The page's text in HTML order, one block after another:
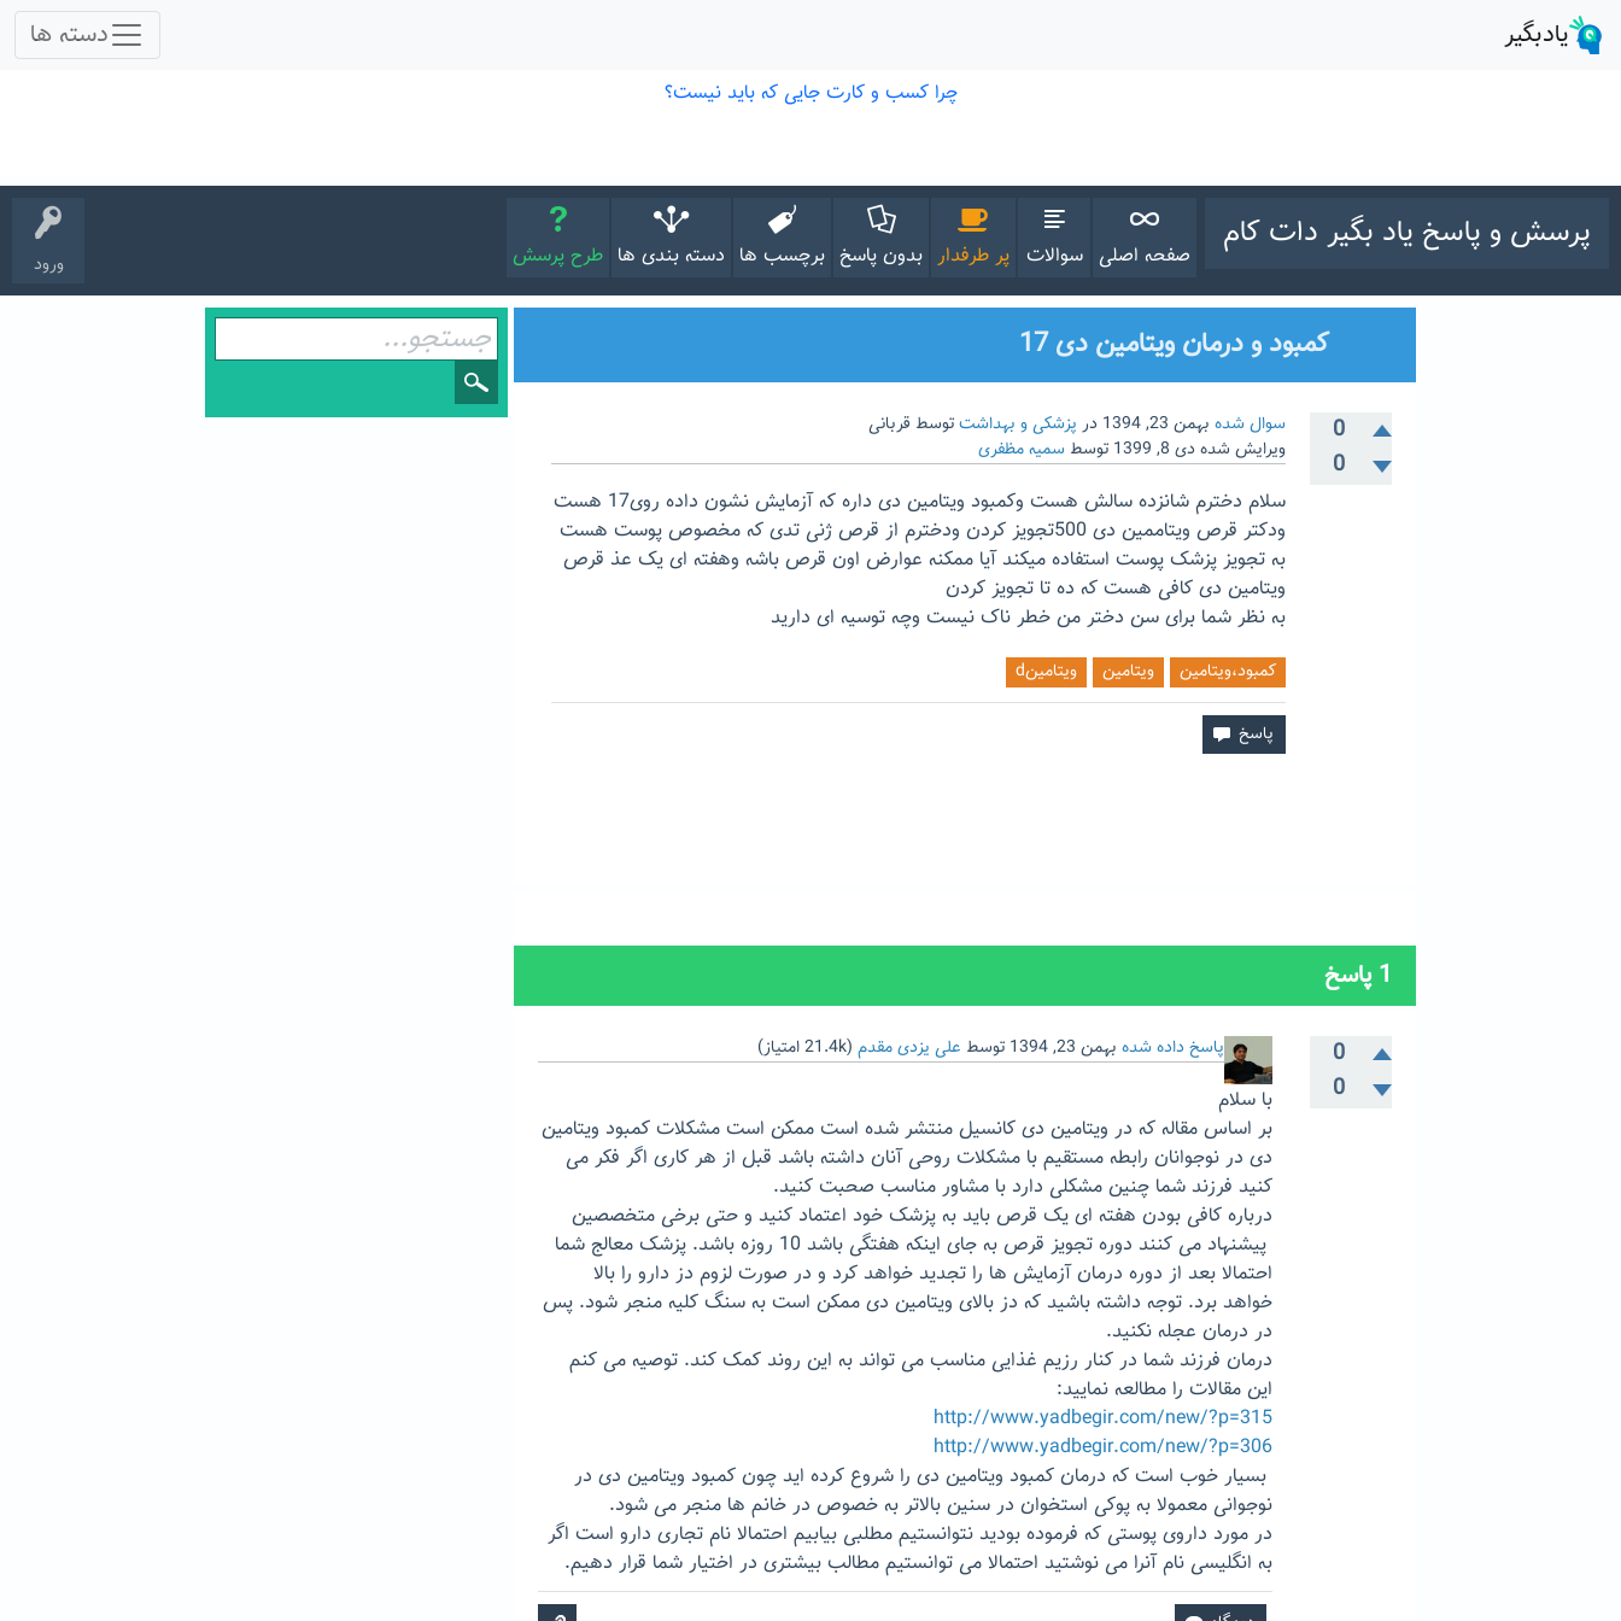
ورود
پرسش و پاسخ یاد بگیر دات کام
صفحه اصلی سوالات پر طرفدار بدون پاسخ برچسب ها دسته بندی ها طرح پرسش
کمبود و درمان ویتامین دی 17
0
0
سوال شده بهمن 23, 1394 در پزشکی و بهداشتتوسط قربانی
ویرایش شده دی 8, 1399 توسط سمیه مظفری
سلام دخترم شانزده سالش هست وکمبود ویتامین دی داره که آزمایش نشون داده روی17 هست
ودکتر قرص ویتاممین دی 500تجویز کردن ودخترم از قرص ژنی تدی که مخصوص پوست هست
به تجویز پزشک پوست استفاده میکند آیا ممکنه عوارض اون قرص باشه وهفته ای یک عذ قرص
ویتامین دی کافی هست که ده تا تجویز کردن
به نظر شما برای سن دختر من خطر ناک نیست وچه توسیه ای دارید
کمبود،ویتامین ویتامین ویتامینd
1پاسخ
0
0
پاسخ داده شده بهمن 23, 1394 توسط علی یزدی مقدم (
21.4kامتیاز)
با سلام
بر اساس مقاله که در ویتامین دی کانسیل منتشر شده است ممکن است مشکلات کمبود ویتامین
دی در نوجوانان رابطه مستقیم با مشکلات روحی آنان داشته باشد قبل از هر کاری اگر فکر می
کنید فرزند شما چنین مشکلی دارد با مشاور مناسب صحبت کنید.
درباره کافی بودن هفته ای یک قرص باید به پزشک خود اعتماد کنید و حتی برخی متخصصین
پیشنهاد می کنند دوره تجویز قرص به جای اینکه هفتگی باشد 10 روزه باشد. پزشک معالج شما
احتمالا بعد از دوره درمان آزمایش ها را تجدید خواهد کرد و در صورت لزوم دز دارو را بالا
خواهد برد. توجه داشته باشید که دز بالای ویتامین دی ممکن است به سنگ کلیه منجر شود. پس
در درمان عجله نکنید.
درمان فرزند شما در کنار رزیم غذایی مناسب می تواند به این روند کمک کند. توصیه می کنم
این مقالات را مطالعه نمایید:
http://www.yadbegir.com/new/?p=315
http://www.yadbegir.com/new/?p=306
بسیار خوب است که درمان کمبود ویتامین دی را شروع کرده اید چون کمبود ویتامین دی در
نوجوانی معمولا به پوکی استخوان در سنین بالاتر به خصوص در خانم ها منجر می شود.
در مورد داروی پوستی که فرموده بودید نتوانستیم مطلبی بیابیم احتمالا نام تجاری دارو است اگر
به انگلیسی نام آنرا می نوشتید احتمالا می توانستیم مطالب بیشتری در اختیار شما قرار دهیم.